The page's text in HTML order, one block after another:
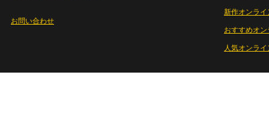
お問い合わせ
新作オンライ
おすすめオ
人気オンラ